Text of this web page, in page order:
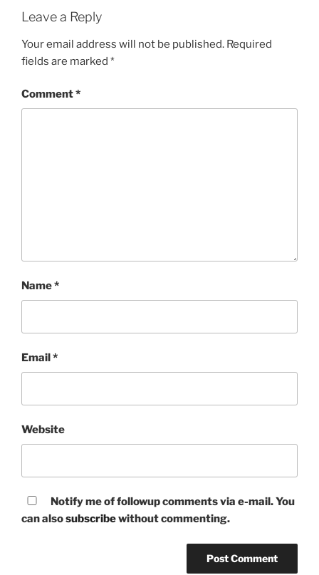
Leave a Reply
Your email address will not be published. Required
fields are marked *
Comment*
Name*
Email*
Website
Notify me of followup comments via e-mail. You
can alsosubscribewithout commenting.